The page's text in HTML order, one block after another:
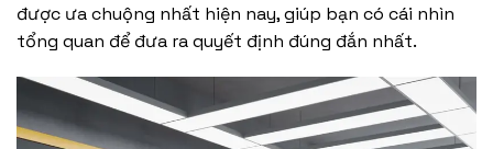
được ưa chuộng nhất hiện nay, giúp bạn có cái nhìn
tổng quan để đưa ra quyết định đúng đắn nhất.